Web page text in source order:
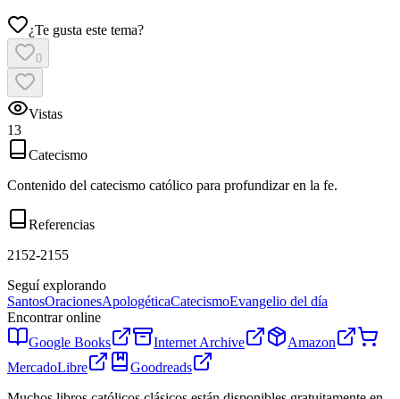
¿Te gusta este tema?
0
Vistas
13
Catecismo
Contenido del catecismo católico para profundizar en la fe.
Referencias
2152-2155
Seguí explorando
SantosOracionesApologéticaCatecismoEvangelio del día
Encontrar online
Google Books
Internet Archive
Amazon
MercadoLibre
Goodreads